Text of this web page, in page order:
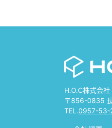
H.O.C株式会社
〒856-0835
TEL.0957-53-